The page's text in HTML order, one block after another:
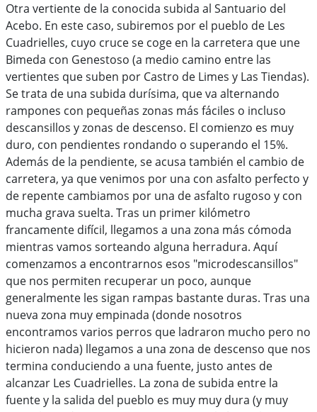
Otra vertiente de la conocida subida al Santuario del
Acebo. En este caso, subiremos por el pueblo de Les
Cuadrielles, cuyo cruce se coge en la carretera que une
Bimeda con Genestoso (a medio camino entre las
vertientes que suben por Castro de Limes y Las Tiendas).
Se trata de una subida durísima, que va alternando
rampones con pequeñas zonas más fáciles o incluso
descansillos y zonas de descenso. El comienzo es muy
duro, con pendientes rondando o superando el 15%.
Además de la pendiente, se acusa también el cambio de
carretera, ya que venimos por una con asfalto perfecto y
de repente cambiamos por una de asfalto rugoso y con
mucha grava suelta. Tras un primer kilómetro
francamente difícil, llegamos a una zona más cómoda
mientras vamos sorteando alguna herradura. Aquí
comenzamos a encontrarnos esos "microdescansillos"
que nos permiten recuperar un poco, aunque
generalmente les sigan rampas bastante duras. Tras una
nueva zona muy empinada (donde nosotros
encontramos varios perros que ladraron mucho pero no
hicieron nada) llegamos a una zona de descenso que nos
termina conduciendo a una fuente, justo antes de
alcanzar Les Cuadrielles. La zona de subida entre la
fuente y la salida del pueblo es muy muy dura (y muy